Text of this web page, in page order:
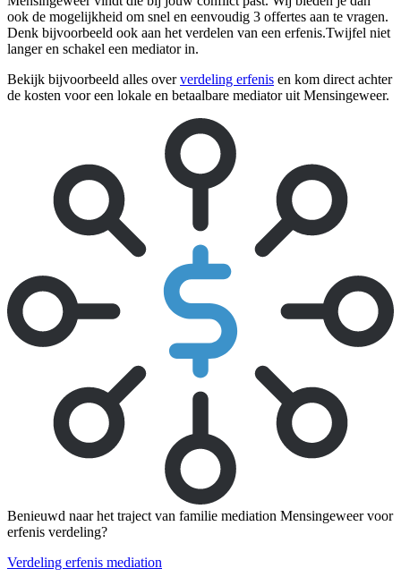
ook de mogelijkheid om snel en eenvoudig 3 offertes aan te vragen.
Denk bijvoorbeeld ook aan het verdelen van een erfenis.Twijfel niet
langer en schakel een mediator in.
Bekijk bijvoorbeeld alles oververdeling erfenis en kom direct achter
de kosten voor een lokale en betaalbare mediator uit Mensingeweer.
Benieuwd naar het traject van familie mediation Mensingeweer voor
erfenis verdeling?
Verdeling erfenis mediation